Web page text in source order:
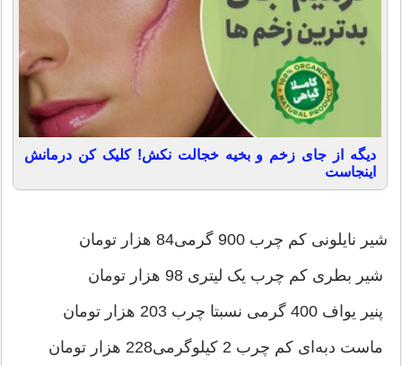
دیگه از جای زخم و بخیه خجالت نکش! کلیک کن درمانش
اینجاست
شیر نایلونی کم چرب 900 گرمی84 هزار تومان
شیر بطری کم چرب یک لیتری 98 هزار تومان
پنیر یواف 400 گرمی نسبتا چرب 203 هزار تومان
ماست دبه‌ای کم چرب 2 کیلوگرمی228 هزار تومان